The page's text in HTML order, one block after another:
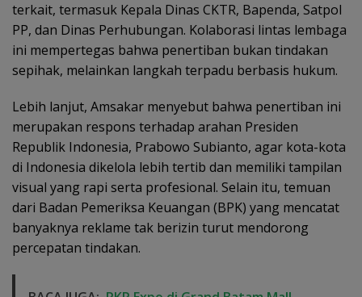
terkait, termasuk Kepala Dinas CKTR, Bapenda, Satpol
PP, dan Dinas Perhubungan. Kolaborasi lintas lembaga
ini mempertegas bahwa penertiban bukan tindakan
sepihak, melainkan langkah terpadu berbasis hukum.
Lebih lanjut, Amsakar menyebut bahwa penertiban ini
merupakan respons terhadap arahan Presiden
Republik Indonesia, Prabowo Subianto, agar kota-kota
di Indonesia dikelola lebih tertib dan memiliki tampilan
visual yang rapi serta profesional. Selain itu, temuan
dari Badan Pemeriksa Keuangan (BPK) yang mencatat
banyaknya reklame tak berizin turut mendorong
percepatan tindakan.